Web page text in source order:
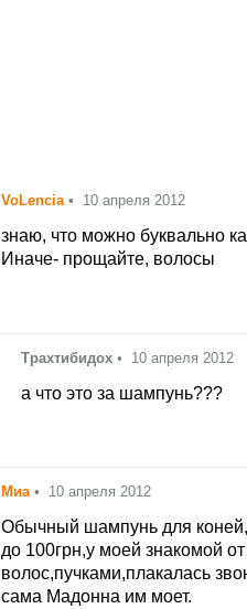
VoLencia • 10 апреля 2012
знаю, что можно буквально
Иначе- прощайте, волосы
Трахтибидох • 10 апреля 2012
а что это за шампунь???
Миа • 10 апреля 2012
Обычный шампунь для
до 100грн,у моей знакомой
волос,пучками,плакалась
сама Мадонна им моет.